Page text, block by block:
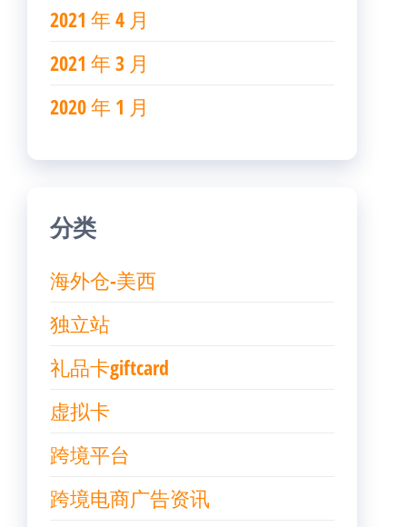
2021 年 4 月
2021 年 3 月
2020 年 1 月
分类
海外仓-美西
独立站
礼品卡giftcard
虚拟卡
跨境平台
跨境电商广告资讯